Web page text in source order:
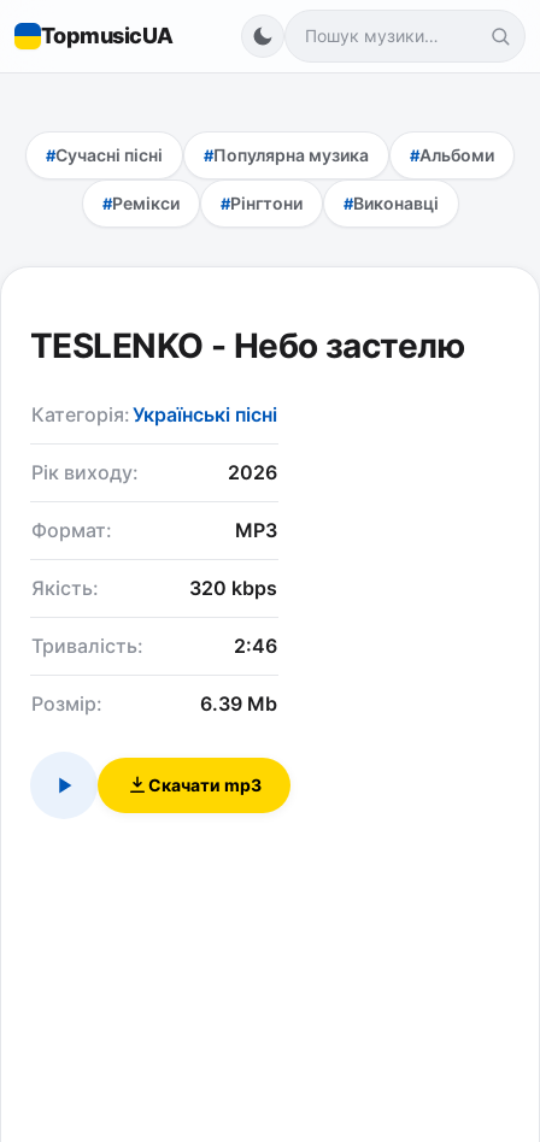
TopmusicUA
Сучасні пісні Популярна музика Альбоми
Ремікси Рінгтони Виконавці
TESLENKO - Небо застелю
Категорія:Українські пісні
Рік виходу: 2026
Формат: MP3
Якість: 320 kbps
Тривалість: 2:46
Розмір: 6.39 Mb
Скачати mp3